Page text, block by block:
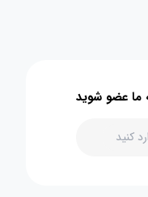
ما عضو شوید